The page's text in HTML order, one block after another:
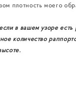
плотность моего
в вашем узоре есть
количество